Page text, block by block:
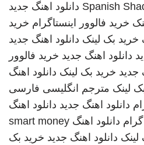
Spanish دانلود اهنگ جدید
خرید فالوور اینستاگرام خرید
خرید بک لینک دانلود اهنگ جدید
دانلود اهنگ جدید خرید فالوور
جدید خرید بک لینک دانلود اهنگ
لینک مترجم انگلیسی فارسی
دانلود اهنگ جدید دانلود اهنگ
دانلود اهنگ smart money
لینک دانلود اهنگ جدید خرید بک